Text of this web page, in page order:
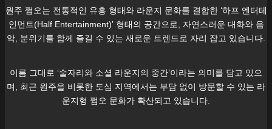
원주 쩜오는 전통적인 유흥 형태와 라운지 문화를 결합한 ‘하프 엔터테
인먼트(Half Entertainment)’ 형태의 공간으로, 자연스러운 대화와 음
악, 분위기를 함께 즐길 수 있는 새로운 트렌드로 자리 잡고 있습니다.
이름 그대로 ‘술자리와 소셜 라운지의 중간’이라는 의미를 담고 있으
며, 최근 원주을 비롯한 도심 지역에서는 부담 없이 방문할 수 있는 라
운지형 쩜오 문화가 확산되고 있습니다.